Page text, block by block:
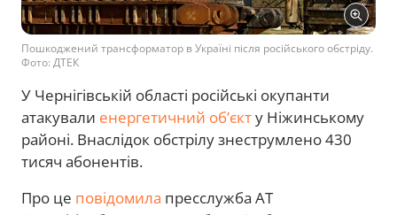
Пошкоджений трансформатор в Україні після російського обстріду.
Фото: ДТЕК
У Чернігівській області російські окупанти
атакували енергетичний обʼєкту Ніжинському
районі. Внаслідок обстрілу знеструмлено 430
тисяч абонентів.
Про це повідомила пресслужба АТ